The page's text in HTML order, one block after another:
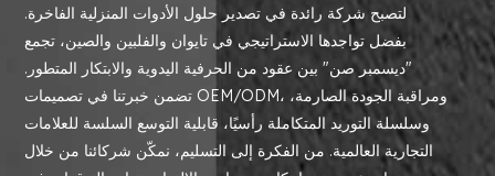
لتصبح شركة رائدة في تصدير حلول الأدوات المنزلية الفاخرة.
بفضل تواجدها الاستراتيجي في تايوان والفلبين والصين، تجمع
"ديسمبر صن" بين عقود من الحرفية اليدوية والابتكار المتطور.
تضمن خبرتنا في تصميمات OEM/ODM، ومراقبة الجودة الصارمة،
وسلسلة التوريد المتكاملة رأسيًا، قابلية التوسع السلسة للعلامات
التجارية العالمية. من الفكرة إلى التسليم، نمكّن شركائنا من خلال